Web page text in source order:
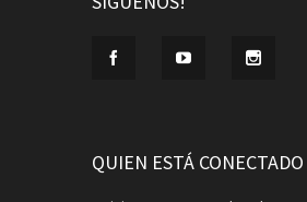
QUIEN ESTÁ CONECTADO